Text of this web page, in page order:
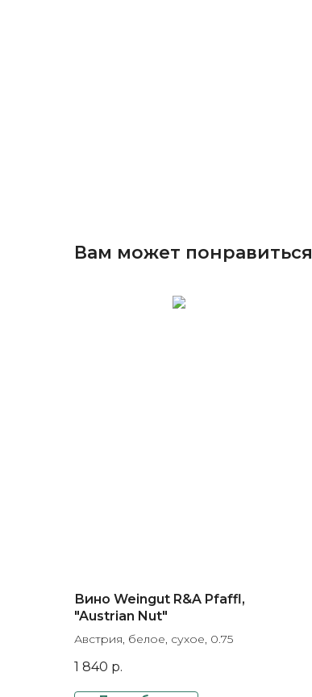
Вам может понравиться
Вино Weingut R&A Pfaffl,
"Austrian Nut"
Австрия, белое, сухое, 0.75
1 840 р.